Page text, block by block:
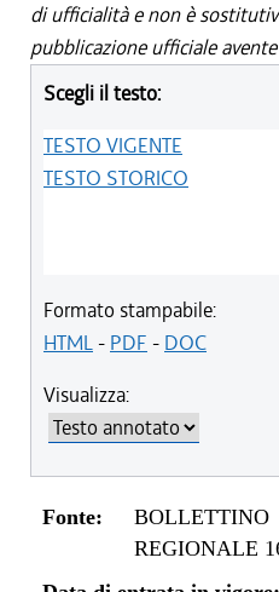
di ufficialità e non è
pubblicazione ufficiale
Scegli il testo:
TESTO VIGENTE
TESTO STORICO
Formato stampabile:
HTML- PDF - DOC
Visualizza:
Fonte:
REGIONALE